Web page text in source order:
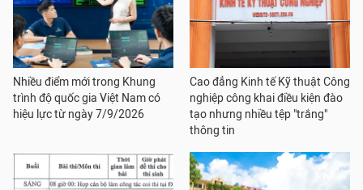
Nhiều điểm mới trong Khung
trình độ quốc gia Việt Nam có
hiệu lực từ ngày 7/9/2026
Cao đẳng Kinh tế Kỹ thuật Công
nghiệp công khai điều kiện đào
tạo nhưng nhiều tệp "trắng"
thông tin